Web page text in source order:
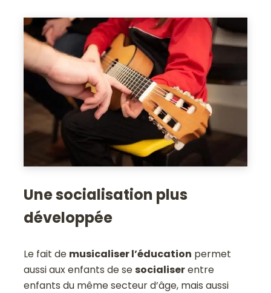
Une socialisation plus
développée
Le fait de musicaliser l’éducation permet
aussi aux enfants de sesocialiserentre
enfants du même secteur d’âge, mais aussi